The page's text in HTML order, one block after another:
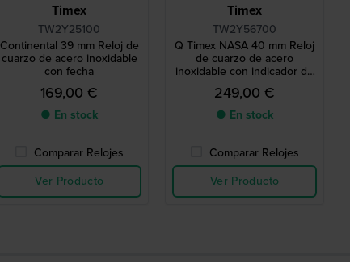
Timex
TW2Y25100
Continental 39 mm Reloj de
cuarzo de acero inoxidable
con fecha
169,00 €
● En stock
Comparar Relojes
Ver Producto
Timex
TW2Y56700
Q Timex NASA 40 mm Reloj
de cuarzo de acero
inoxidable con indicador de
día y fecha y esfera de 24
horas con indicación de día
y noche
249,00 €
● En stock
Comparar Relojes
Ver Producto